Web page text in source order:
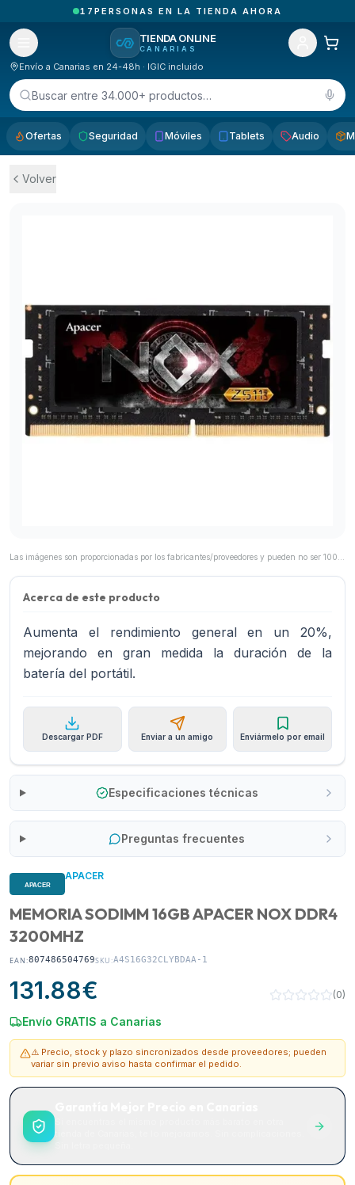
PEDIDOS ENTREGADOS HOY EN CANARIAS
TIENDA ONLINE
CANARIAS
Envío a Canarias en 24-48h · IGIC incluido
Buscar entre 34.000+ productos…
Ofertas Seguridad Móviles Tablets Audio
Volver
Acerca de este producto
Aumenta el rendimiento general en un 20%,
mejorando en gran medida la duración de la
batería del portátil.
Descargar PDF Enviar a un amigo Enviármelo por email
Especificaciones técnicas
Preguntas frecuentes
APACER
MEMORIA SODIMM 16GB APACER NOX DDR4
3200MHZ
EAN:807486504769SKU:A4S16G32CLYBDAA-1
131.88€ (0)
Envío GRATIS a Canarias
⚠️ Precio, stock y plazo sincronizados desde proveedores; pueden
variar sin previo aviso hasta confirmar el pedido.